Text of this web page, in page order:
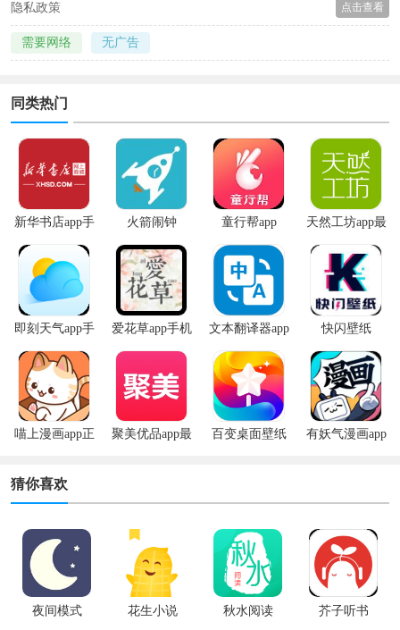
隐私政策 点击查看
需要网络 无广告
同类热门
新华书店app手
火箭闹钟 童行帮app
天然工坊app最
即刻天气app手
机版
爱花草app手机
版
文本翻译器app 快闪壁纸
喵上漫画app正
聚美优品app最
百变桌面壁纸
有妖气漫画app
猜你喜欢
夜间模式 花生小说 秋水阅读 芥子听书